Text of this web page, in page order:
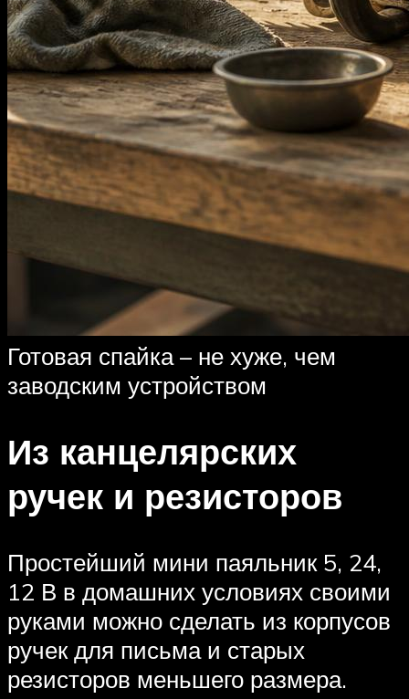
Готовая спайка – не хуже, чем
заводским устройством
Из канцелярских
ручек и резисторов
Простейший мини паяльник 5, 24,
12 В в домашних условиях своими
руками можно сделать из корпусов
ручек для письма и старых
резисторов меньшего размера.